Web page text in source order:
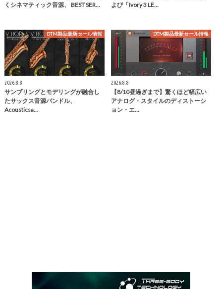
くシネマティック音源、 BEST SER…
よび「Ivory 3 LE…
DTM製品最新セール情報
2026.8.8
サンプリングとモデリングが融合し
たサックス音源バンドル、
Acousticsa…
DTM製品最新セール情報
2026.8.8
【8/10昼過ぎまで】驚くほど幅広い
アナログ・スタイルのディストーシ
ョン・エ…